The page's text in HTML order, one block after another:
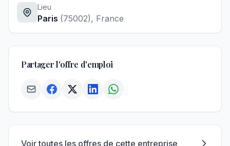
Lieu
Paris (75002), France
Partager l'offre d'emploi
Voir toutes les offres de cette entreprise